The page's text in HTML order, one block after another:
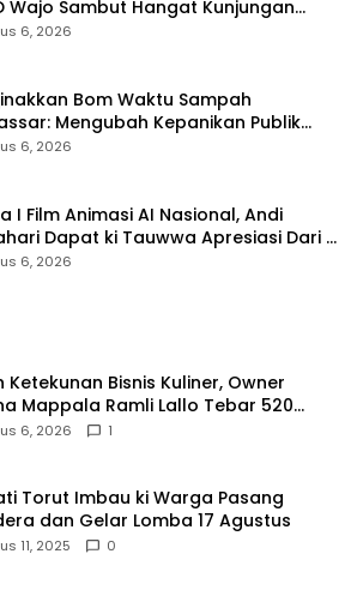
Wajo Sambut Hangat Kunjungan
Kapolres Wajo yang Baru
6, 2026
Bom Waktu Sampah
Mengubah Kepanikan Publik
Revolusi Berbasis RT
6, 2026
I Film Animasi AI Nasional, Andi
Dapat ki Tauwwa Apresiasi Dari
Bulukumba
6, 2026
Ketekunan Bisnis Kuliner, Owner
Mappala Ramli Lallo Tebar 520
Sembako di Gowa
6, 2026 1
Torut Imbau ki Warga Pasang
dan Gelar Lomba 17 Agustus
11, 2025 0